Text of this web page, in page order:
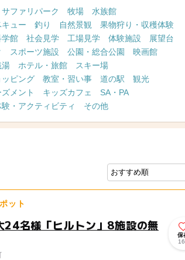
サファリパーク 牧場
水族館
ュー 釣り 自然景観
果物狩り・収穫体験
館 社会見学 工場見学 体験施設
展望台
スポーツ施設 公園・総合公園
映画館
湯 ホテル・旅館
スキー場
ッピング 教室・習い事 道の駅
観光
メント キッズカフェ
SA・PA
験・アクティビティ その他
ット
24名様「ヒルトン」8施設の無
保